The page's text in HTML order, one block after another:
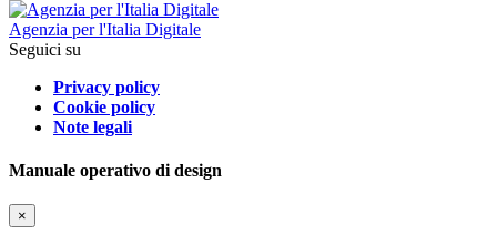
Agenzia per l'Italia Digitale
Seguici su
Privacy policy
Cookie policy
Note legali
Manuale operativo di design
×